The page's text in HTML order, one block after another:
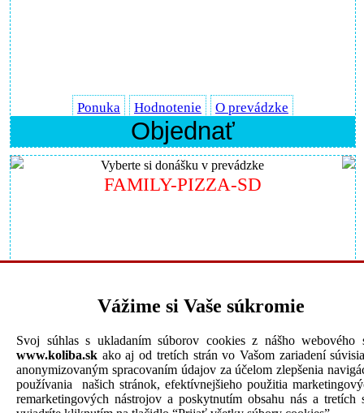
Ponuka Hodnotenie O prevádzke
Objednať
Vyberte si donášku v prevádzke
FAMILY-PIZZA-SD
Ponuka Hodnotenie O prevádzke
Vyberte si donášku v prevádzke
ARDEN-KEBAB-A-PIZZA
Vážime si Vaše súkromie
Svoj súhlas s ukladaním súborov cookies z nášho webového
www.koliba.sk ako aj od tretích strán vo Vašom zariadení
anonymizovaným spracovaním údajov za účelom zlepšenia
používania našich stránok, efektívnejšieho použitia
remarketingových nástrojov a poskytnutím obsahu nás a tretích